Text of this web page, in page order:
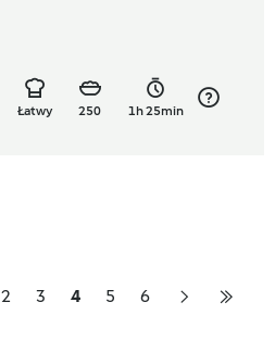
Łatwy 250 1h 25min
2 3 4 5 6